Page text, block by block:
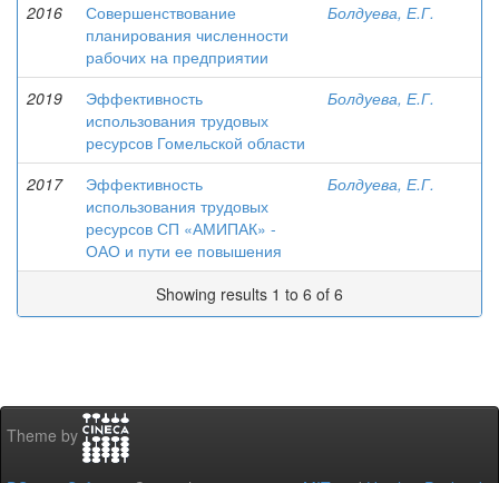
2016
Совершенствование
планирования численности
рабочих на предприятии
Болдуева, Е.Г.
2019
Эффективность
использования трудовых
ресурсов Гомельской области
Болдуева, Е.Г.
2017
Эффективность
использования трудовых
ресурсов СП «АМИПАК» -
ОАО и пути ее повышения
Болдуева, Е.Г.
Showing results 1 to 6 of 6
Theme by